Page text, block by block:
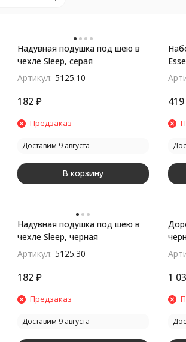
Надувная подушка под шею в
чехле Sleep, серая
Артикул: 5125.10
182₽
Предзаказ
Доставим 9 августа
В корзину
419
Надувная подушка под шею в
чехле Sleep, черная
Артикул: 5125.30
182₽
Предзаказ
Доставим 9 августа
1